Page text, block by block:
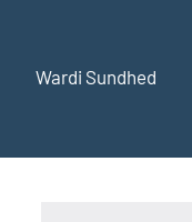
Wardi Sundhed